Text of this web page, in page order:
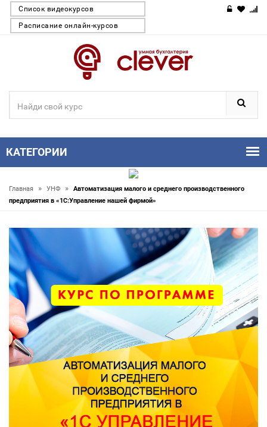
Список видеокурсов
Расписание онлайн-курсов
КАТЕГОРИИ
Главная » УНФ »
Автоматизация малого и среднего производственного
предприятия в «1С:Управление нашей фирмой»